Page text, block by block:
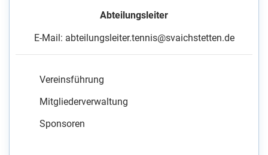
Abteilungsleiter
E-Mail: abteilungsleiter.tennis@svaichstetten.de
Vereinsführung
Mitgliederverwaltung
Sponsoren